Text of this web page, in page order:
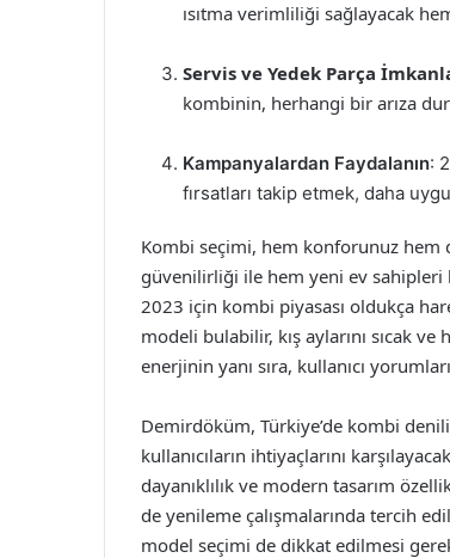
ısıtma verimliliği sağlayacak
Servis ve Yedek Parça
kombinin, herhangi bir arıza
Kampanyalardan Faydalanın:
fırsatları takip etmek, daha
Kombi seçimi, hem konforunuz hem
güvenilirliği ile hem yeni ev sahipleri
2023 için kombi piyasası oldukça
modeli bulabilir, kış aylarını sıcak
enerjinin yanı sıra, kullanıcı
Demirdöküm, Türkiye’de kombi
kullanıcıların ihtiyaçlarını
dayanıklılık ve modern tasarım
de yenileme çalışmalarında tercih
model seçimi de dikkat edilmesi